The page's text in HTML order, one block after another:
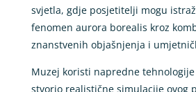
svjetla, gdje posjetitelji mogu
fenomen aurora borealis kroz
znanstvenih objašnjenja i
Muzej koristi napredne
stvorio realistične simulacije ovog